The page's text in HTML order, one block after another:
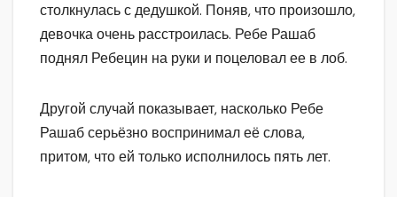
столкнулась с дедушкой. Поняв, что произошло,
девочка очень расстроилась. Ребе Рашаб
поднял Ребецин на руки и поцеловал ее в лоб.
Другой случай показывает, насколько Ребе
Рашаб серьёзно воспринимал её слова,
притом, что ей только исполнилось пять лет.